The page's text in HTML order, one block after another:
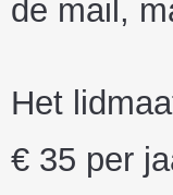
de mail,
Het
€ 35 per